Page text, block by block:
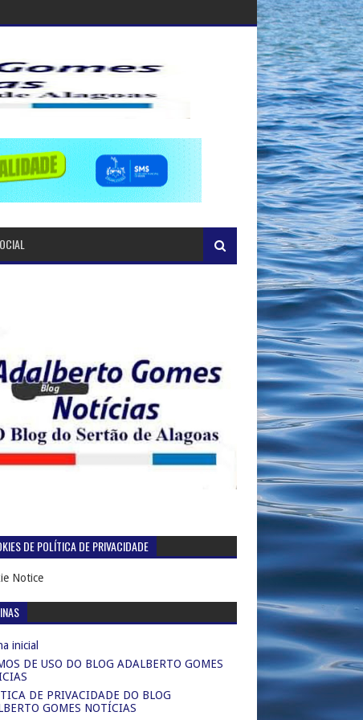
DE POLÍTICA DE PRIVACIDADE
Notice
inicial
DE USO DO BLOG ADALBERTO GOMES
DE PRIVACIDADE DO BLOG
GOMES NOTÍCIAS